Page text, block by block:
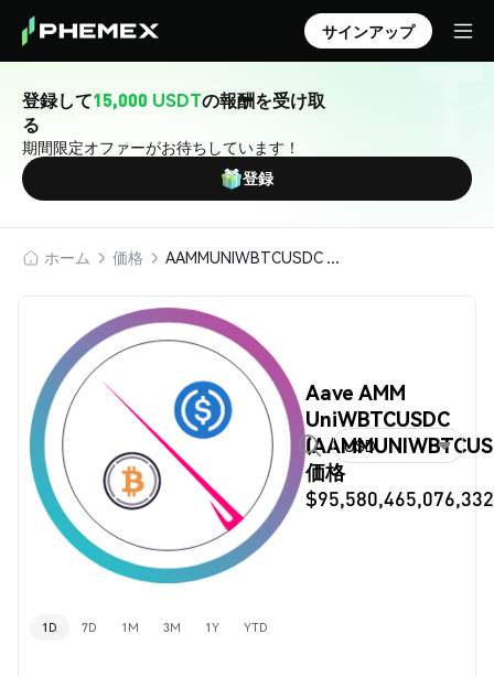
サインアップ
登録して15,000 USDTの報酬を受け取
る
期間限定オファーがお待ちしています！
登録
ホーム 価格 AAMMUNIWBTCUSDC (Aave AMM UniWBTCUSDC)
Aave AMM
UniWBTCUSDC
価格
USD
1D 7D 1M 3M 1Y YTD